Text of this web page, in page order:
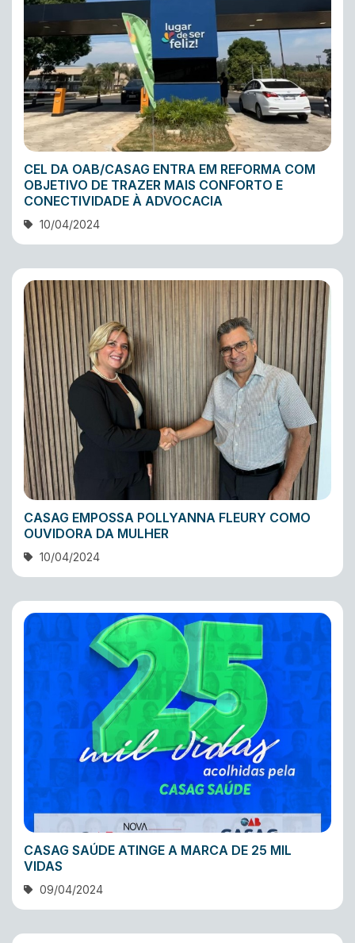
CEL DA OAB/CASAG ENTRA EM REFORMA COM
OBJETIVO DE TRAZER MAIS CONFORTO E
CONECTIVIDADE À ADVOCACIA
10/04/2024
CASAG EMPOSSA POLLYANNA FLEURY COMO
OUVIDORA DA MULHER
10/04/2024
CASAG SAÚDE ATINGE A MARCA DE 25 MIL
VIDAS
09/04/2024